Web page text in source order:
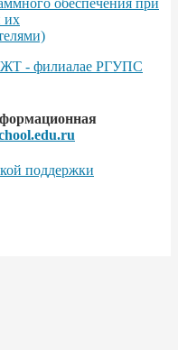
обеспечения при
их
- филиалае РГУПС
поддержки